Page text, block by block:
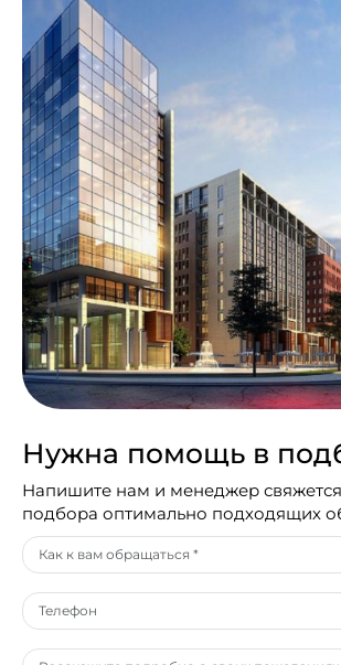
Нужна помощь в
Напишите нам и менеджер
подбора оптимально подходящих